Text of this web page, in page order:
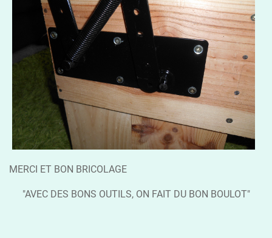
MERCI ET BON BRICOLAGE
"AVEC DES BONS OUTILS, ON FAIT DU BON BOULOT"